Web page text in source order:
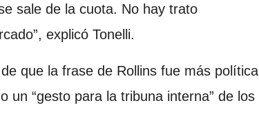
sale de la cuota. No hay trato
explicó Tonelli.
que la frase de Rollins fue más política
un “gesto para la tribuna interna” de los